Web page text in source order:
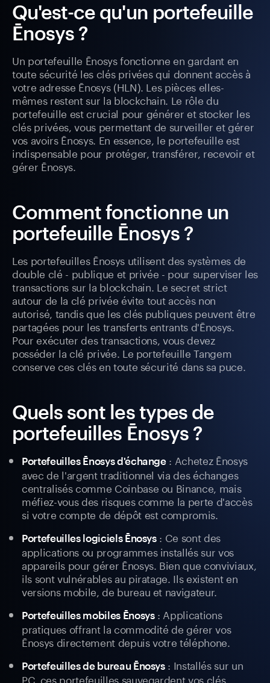
Qu'est-ce qu'un portefeuille
Ēnosys ?
Un portefeuille Ēnosys fonctionne en gardant en
toute sécurité les clés privées qui donnent accès à
votre adresse Ēnosys (HLN). Les pièces elles-
mêmes restent sur la blockchain. Le rôle du
portefeuille est crucial pour générer et stocker les
clés privées, vous permettant de surveiller et gérer
vos avoirs Ēnosys. En essence, le portefeuille est
indispensable pour protéger, transférer, recevoir et
gérer Ēnosys.
Comment fonctionne un
portefeuille Ēnosys ?
Les portefeuilles Ēnosys utilisent des systèmes de
double clé - publique et privée - pour superviser les
transactions sur la blockchain. Le secret strict
autour de la clé privée évite tout accès non
autorisé, tandis que les clés publiques peuvent être
partagées pour les transferts entrants d'Ēnosys.
Pour exécuter des transactions, vous devez
posséder la clé privée. Le portefeuille Tangem
conserve ces clés en toute sécurité dans sa puce.
Quels sont les types de
portefeuilles Ēnosys ?
Portefeuilles Ēnosys d'échange: Achetez Ēnosys
avec de l'argent traditionnel via des échanges
centralisés comme Coinbase ou Binance, mais
méfiez-vous des risques comme la perte d'accès
si votre compte de dépôt est compromis.
Portefeuilles logiciels Ēnosys: Ce sont des
applications ou programmes installés sur vos
appareils pour gérer Ēnosys. Bien que conviviaux,
ils sont vulnérables au piratage. Ils existent en
versions mobile, de bureau et navigateur.
Portefeuilles mobiles Ēnosys: Applications
pratiques offrant la commodité de gérer vos
Ēnosys directement depuis votre téléphone.
Portefeuilles de bureau Ēnosys: Installés sur un
PC, ces portefeuilles sauvegardent vos clés